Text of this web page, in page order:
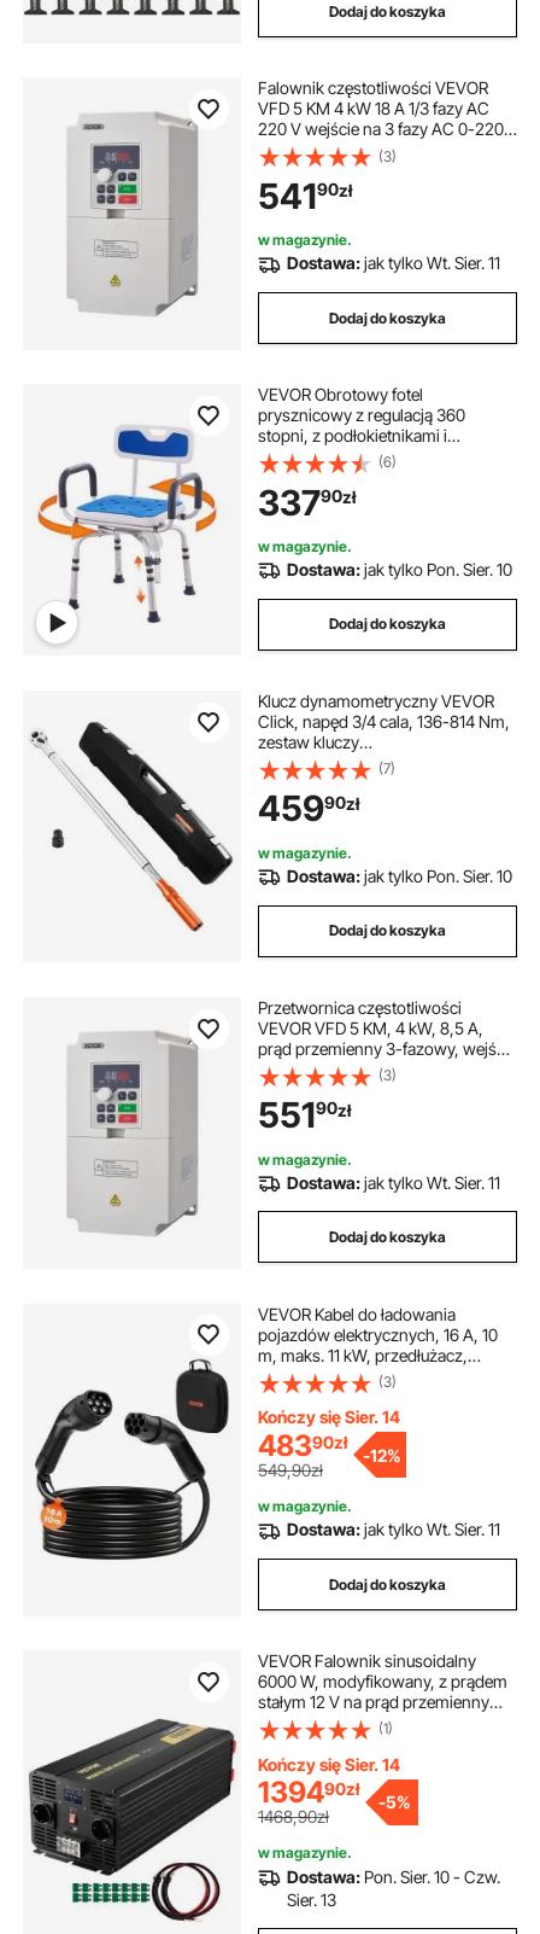
Dodaj do koszyka
Falownik częstotliwości VEVOR
VFD 5 KM 4 kW 18 A 1/3 fazy AC
220 V wejście na 3 fazy AC 0-220
V wyjście Konwerter częstotliwości
50/60 Hz wejście 0-2000 Hz
wyjście VFD do sterowania
prędkością silnika wrzeciona
(3)
54190zł
w magazynie.
Dostawa:jak tylko Wt. Sier. 11
Dodaj do koszyka
VEVOR Obrotowy fotel
prysznicowy z regulacją 360
stopni, z podłokietnikami i
oparciem, do prysznica lub wanny,
obrotowy fotel antypoślizgowy dla
osób starszych,
niepełnosprawnych i rannych
(6)
33790zł
w magazynie.
Dostawa:jak tylko Pon. Sier. 10
Dodaj do koszyka
Klucz dynamometryczny VEVOR
Click, napęd 3/4 cala, 136-814 Nm,
zestaw kluczy
dynamometrycznych
dwukierunkowych ze skalą
dwuzakresową, 48 zębów ±3%,
stal stopowa o wysokiej precyzji do
napraw samochodowych,
pomarańczowy
(7)
45990zł
w magazynie.
Dostawa:jak tylko Pon. Sier. 10
Dodaj do koszyka
Przetwornica częstotliwości
VEVOR VFD 5 KM, 4 kW, 8,5 A,
prąd przemienny 3-fazowy, wejście
380 V na prąd przemienny 3-
fazowy, wyjście 0-380 V,
przetwornik częstotliwości, wejście
50/60 Hz, wyjście 0-2000 Hz,
przetwornica częstotliwości do
sterowania prędkością silnika
wrzeciona
(3)
55190zł
w magazynie.
Dostawa:jak tylko Wt. Sier. 11
Dodaj do koszyka
VEVOR Kabel do ładowania
pojazdów elektrycznych, 16 A, 10
m, maks. 11 kW, przedłużacz,
kompatybilny z ładowarkami
pojazdów elektrycznych typu 2,
prąd zmienny 3-fazowy 480 V, 50
Hz, IP65, kabel do ładowania
samochodowego z torbą
transportową
(3)
Kończy się Sier. 14
48390zł
549,90zł
-12%
w magazynie.
Dostawa:jak tylko Wt. Sier. 11
Dodaj do koszyka
VEVOR Falownik sinusoidalny
6000 W, modyfikowany, z prądem
stałym 12 V na prąd przemienny
230 V, samochodowy, z
wyświetlaczem LCD, wskaźnikami
LED i gniazdami EU, falownik do
samochodów osobowych,
kamperów, ciężarówek, łodzi,
podróży i na kemping
(1)
Kończy się Sier. 14
139490zł
1468,90zł
-5%
w magazynie.
Dostawa: Pon. Sier. 10 - Czw.
Sier. 13